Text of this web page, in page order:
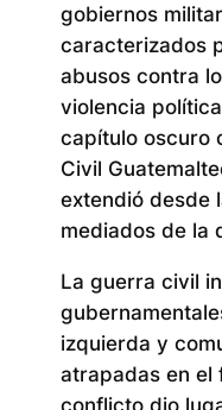
gobiernos
caracterizados
abusos contra
violencia
capítulo oscuro
Civil
extendió desde
mediados de la
La guerra civil
izquierda y
atrapadas en el
conflicto dio